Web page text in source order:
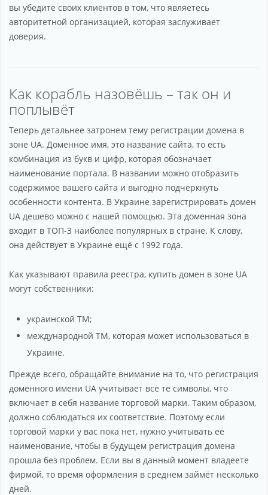
вы убедите своих клиентов в том, что являетесь
авторитетной организацией, которая заслуживает
доверия.
Как корабль назовёшь – так он и
поплывёт
Теперь детальнее затронем тему регистрации домена в
зоне UA. Доменное имя, это название сайта, то есть
комбинация из букв и цифр, которая обозначает
наименование портала. В названии можно отобразить
содержимое вашего сайта и выгодно подчеркнуть
особенности контента. В Украине зарегистрировать домен
UA дешево можно с нашей помощью. Эта доменная зона
входит в ТОП-3 наиболее популярных в стране. К слову,
она действует в Украине ещё с 1992 года.
Как указывают правила реестра, купить домен в зоне UA
могут собственники:
украинской ТМ;
международной ТМ, которая может использоваться в
Украине.
Прежде всего, обращайте внимание на то, что регистрация
доменного имени UA учитывает все те символы, что
включает в себя название торговой марки. Таким образом,
должно соблюдаться их соответствие. Поэтому если
торговой марки у вас пока нет, нужно учитывать её
наименование, чтобы в будущем регистрация домена
прошла без проблем. Если вы в данный момент владеете
фирмой, то время оформления в среднем займёт несколько
дней.